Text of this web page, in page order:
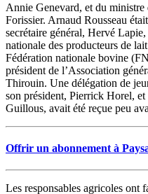
Annie Genevard, et du
Forissier. Arnaud Rousseau
secrétaire général, Hervé
nationale des producteurs de
Fédération nationale bovine
président de l’Association
Thirouin. Une délégation de
son président, Pierrick Horel,
Guillous, avait été reçue peu
Offrir un abonnement à
Les responsables agricoles ont